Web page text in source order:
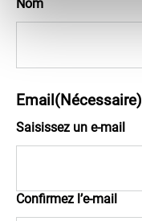
Nom
Email(Nécessaire)
Saisissez un e-mail
Confirmez l’e-mail